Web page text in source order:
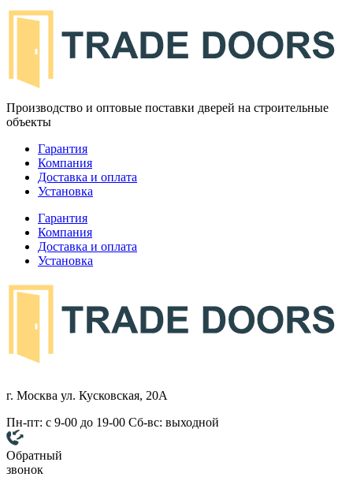
Производство и оптовые поставки дверей на строительные
объекты
Гарантия
Компания
Доставка и оплата
Установка
Гарантия
Компания
Доставка и оплата
Установка
г. Москва ул. Кусковская, 20А
Пн-пт: с 9-00 до 19-00 Сб-вс: выходной
Обратный
звонок